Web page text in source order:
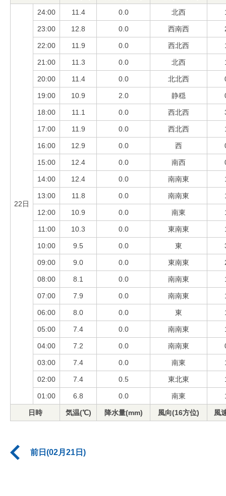
22日
24:00 11.4 0.0 北西
23:00 12.8 0.0 西南西
22:00 11.9 0.0 西北西
21:00 11.3 0.0 北西
20:00 11.4 0.0 北北西
19:00 10.9 2.0 静穏
18:00 11.1 0.0 西北西
17:00 11.9 0.0 西北西
16:00 12.9 0.0 西
15:00 12.4 0.0 南西
14:00 12.4 0.0 南南東
13:00 11.8 0.0 南南東
12:00 10.9 0.0 南東
11:00 10.3 0.0 東南東
10:00 9.5 0.0 東
09:00 9.0 0.0 東南東
08:00 8.1 0.0 南南東
07:00 7.9 0.0 南南東
06:00 8.0 0.0 東
05:00 7.4 0.0 南南東
04:00 7.2 0.0 南南東
03:00 7.4 0.0 南東
02:00 7.4 0.5 東北東
01:00 6.8 0.0 南東
日時 気温(℃) 降水量(mm) 風向(16方位) 風
前日(02月21日)